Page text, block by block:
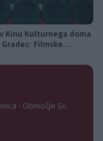
Kinu Kulturnega doma
Filmske
kino
- Območje Sv.